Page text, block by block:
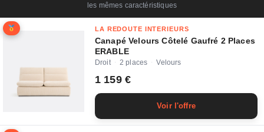
les mêmes caractéristiques
LA REDOUTE INTERIEURS
Canapé Velours Côtelé Gaufré 2 Places
ERABLE
Droit · 2 places · Velours
1 159 €
Voir l'offre